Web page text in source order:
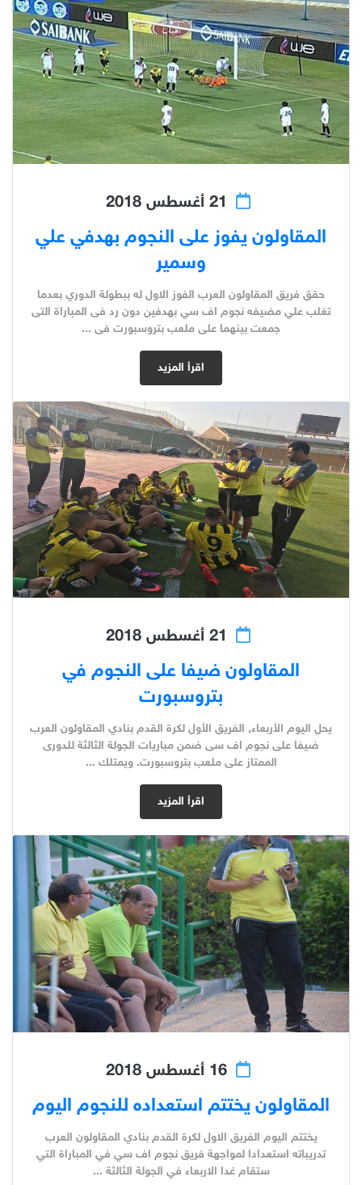
المقاولون يفوز على النجوم بهدفي علي
وسمير
حقق فريق المقاولون العرب الفوز الاول له ببطولة الدوري بعدما
تغلب علي مضيفه نجوم اف سي بهدفين دون رد فى المباراة التى
جمعت بينهما على ملعب بتروسبورت فى ...
اقرأ المزيد
المقاولون ضيفا على النجوم في
بتروسبورت
يحل اليوم الأربعاء, الفريق الأول لكرة القدم بنادي المقاولون العرب
ضيفا على نجوم اف سى ضمن مباريات الجولة الثالثة للدورى
الممتاز على ملعب بتروسبورت. ويمتلك ...
اقرأ المزيد
16 أغسطس 2018
المقاولون يختتم استعداده للنجوم اليوم
يختتم اليوم الفريق الاول لكرة القدم بنادي المقاولون العرب
تدريباته استعدادا لمواجهة فريق نجوم اف سي في المباراة التي
ستقام غدا الاربعاء في الجولة الثالثة ...